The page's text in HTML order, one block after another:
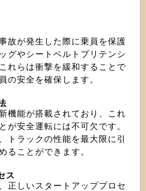
故が発生した際に乗員を保護
グやシートベルトプリテンシ
れらは衝撃を緩和することで
の安全を確保します。
機能が搭載されており、これ
が安全運転には不可欠です。
トラックの性能を最大限に引
ることができます。
ス
正しいスタートアッププロセ